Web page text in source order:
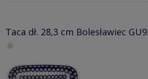
Taca dł. 28,3 cm Bolesławiec